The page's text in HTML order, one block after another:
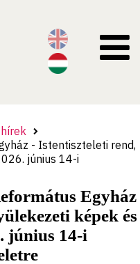
- Istentiszteleti rend,
június 14-i
Egyház
képek és
június 14-i